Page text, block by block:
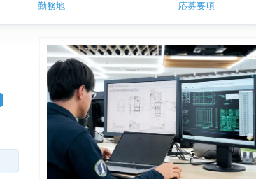
勤務地 応募要項